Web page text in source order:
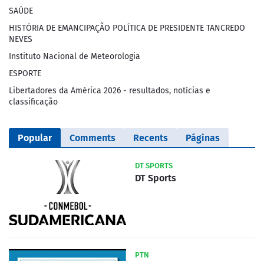
SAÚDE
HISTÓRIA DE EMANCIPAÇÃO POLÍTICA DE PRESIDENTE TANCREDO
NEVES
Instituto Nacional de Meteorologia
ESPORTE
Libertadores da América 2026 - resultados, notícias e
classificação
Popular Comments Recents Páginas
DT SPORTS
DT Sports
PTN